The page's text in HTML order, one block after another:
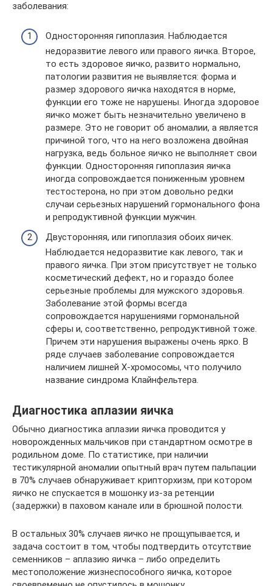
заболевания:
Односторонняя гипоплазия. Наблюдается
недоразвитие левого или правого яичка. Второе,
то есть здоровое яичко, развито нормально,
патологии развития не выявляется: форма и
размер здорового яичка находятся в норме,
функции его тоже не нарушены. Иногда здоровое
яичко может быть незначительно увеличено в
размере. Это не говорит об аномалии, а является
причиной того, что на него возложена двойная
нагрузка, ведь больное яичко не выполняет свои
функции. Односторонняя гипоплазия яичка
иногда сопровождается пониженным уровнем
тестостерона, но при этом довольно редки
случаи серьезных нарушений гормонального фона
и репродуктивной функции мужчин.
Двусторонняя, или гипоплазия обоих яичек.
Наблюдается недоразвитие как левого, так и
правого яичка. При этом присутствует не только
косметический дефект, но и гораздо более
серьезные проблемы для мужского здоровья.
Заболевание этой формы всегда
сопровождается нарушениями гормональной
сферы и, соответственно, репродуктивной тоже.
Причем эти нарушения выражены очень ярко. В
ряде случаев заболевание сопровождается
наличием лишней Х-хромосомы, что получило
название синдрома Клайнфельтера.
Диагностика аплазии яичка
Обычно диагностика аплазии яичка проводится у
новорожденных мальчиков при стандартном осмотре в
родильном доме. По статистике, при наличии
тестикулярной аномалии опытный врач путем пальпации
в 70% случаев обнаруживает крипторхизм, при котором
яичко не спускается в мошонку из-за ретенции
(задержки) в паховом канале или в брюшной полости.
В остальных 30% случаев яичко не прощупывается, и
задача состоит в том, чтобы подтвердить отсутствие
семенников ­– аплазию яичка – либо определить
местоположение жизнеспособного яичка, которое